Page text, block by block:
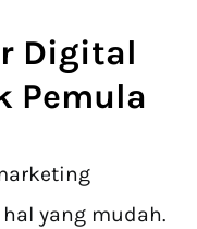
Digital
Pemula
yang mudah.